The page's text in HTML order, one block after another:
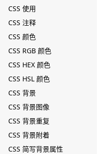
CSS 使用
CSS 注释
CSS 颜色
CSS RGB 颜色
CSS HEX 颜色
CSS HSL 颜色
CSS 背景
CSS 背景图像
CSS 背景重复
CSS 背景附着
CSS 简写背景属性